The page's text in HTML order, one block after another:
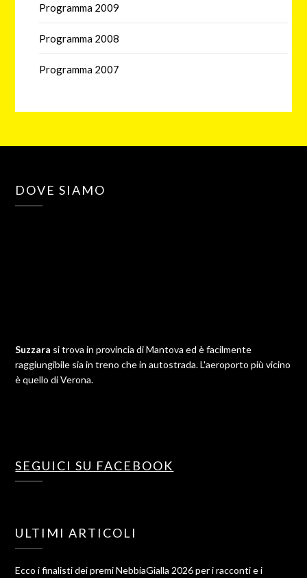
Programma 2009
Programma 2008
Programma 2007
DOVE SIAMO
Suzzara si trova in provincia di Mantova ed è facilmente
raggiungibile sia in treno che in autostrada. L'aeroporto più vicino
è quello di Verona.
SEGUICI SU FACEBOOK
ULTIMI ARTICOLI
Ecco i finalisti dei premi NebbiaGialla 2026 per i racconti e i